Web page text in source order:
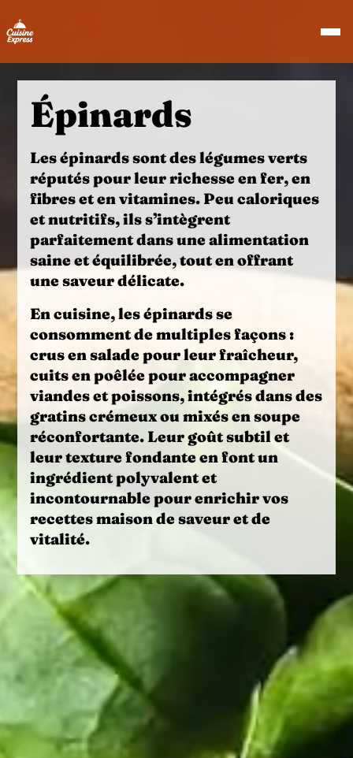
Épinards
Lesépinardssont des légumes verts
réputés pour leur richesse enfer, en
fibreset envitamines. Peu caloriques
et nutritifs, ils s’intègrent
parfaitement dans une alimentation
saineet équilibrée, tout en offrant
une saveur délicate.
En cuisine, lesépinardsse
consomment de multiples façons :
crusen salade pour leur fraîcheur,
cuitsen poêlée pour accompagner
viandes et poissons, intégrés dans des
gratinscrémeux ou mixés ensoupe
réconfortante. Leur goût subtil et
leur texture fondante en font un
ingrédient polyvalent et
incontournable pour enrichir vos
recettes maison de saveur et de
vitalité.